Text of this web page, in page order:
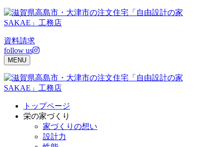
Skip
to
content
資料請求
follow us
MENU
トップページ
栄の家づくり
家づくりの想い
設計力